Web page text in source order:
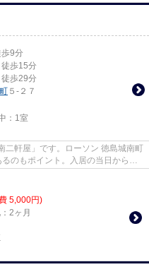
歩9分
徒歩15分
徒歩29分
５-２７
： 1室
二軒屋」です。ローソン 徳島城南町
のもポイント。入居の当日からイ
5,000円)
2ヶ月